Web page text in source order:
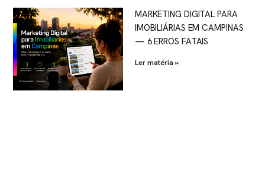
MARKETING DIGITAL PARA
IMOBILIÁRIAS EM CAMPINAS
— 6 ERROS FATAIS
Ler matéria »